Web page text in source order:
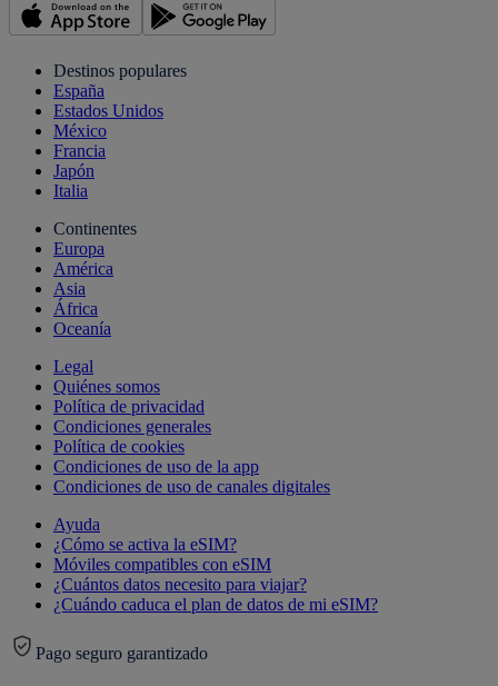
Destinos populares
España
Estados Unidos
México
Francia
Japón
Italia
Continentes
Europa
América
Asia
África
Oceanía
Legal
Quiénes somos
Política de privacidad
Condiciones generales
Política de cookies
Condiciones de uso de la app
Condiciones de uso de canales digitales
Ayuda
¿Cómo se activa la eSIM?
Móviles compatibles con eSIM
¿Cuántos datos necesito para viajar?
¿Cuándo caduca el plan de datos de mi eSIM?
Pago seguro garantizado